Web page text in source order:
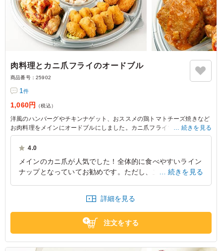
肉料理とカニ爪フライのオードブル
商品番号： 25902
1件
1,060円 （税込）
洋風のハンバーグやチキンナゲット、おススメの鶏トマトチーズ焼きなど
お肉料理をメインにオードブルにしました。カニ爪フライでさらに豪華
に！！
※価格は1人前価格です。
※1人前の分量：各1個～2個程度
続きを見る
4.0
メインのカニ爪が人気でした！全体的に食べやすいライン
ナップとなっていてお勧めです。ただし、立食形式でお出
愛知県名古屋市港区大江町2026/03/13
続きを見る
詳細を見る
注文をする